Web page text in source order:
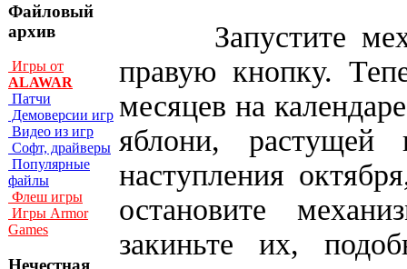
Файловый
архив
Игры от
ALAWAR
Патчи
Демоверсии игр
Видео из игр
Софт, драйверы
Популярные
файлы
Флеш игры
Игры Armor
Games
Нечестная
Запустите
правую кнопку.
месяцев на
яблони,
наступления
остановите
закиньте их,